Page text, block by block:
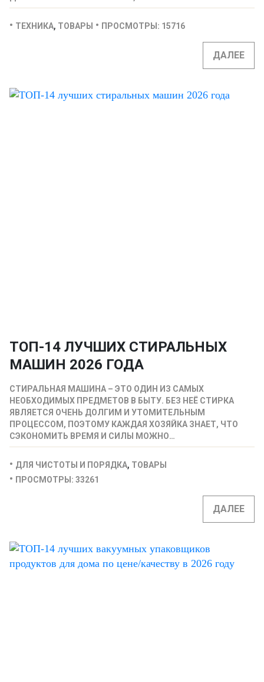
ТЕХНИКА, ТОВАРЫ ПРОСМОТРЫ: 15716
ДАЛЕЕ
ТОП-14 ЛУЧШИХ СТИРАЛЬНЫХ
МАШИН 2026 ГОДА
СТИРАЛЬНАЯ МАШИНА – ЭТО ОДИН ИЗ САМЫХ
НЕОБХОДИМЫХ ПРЕДМЕТОВ В БЫТУ. БЕЗ НЕЁ СТИРКА
ЯВЛЯЕТСЯ ОЧЕНЬ ДОЛГИМ И УТОМИТЕЛЬНЫМ
ПРОЦЕССОМ, ПОЭТОМУ КАЖДАЯ ХОЗЯЙКА ЗНАЕТ, ЧТО
СЭКОНОМИТЬ ВРЕМЯ И СИЛЫ МОЖНО…
ДЛЯ ЧИСТОТЫ И ПОРЯДКА, ТОВАРЫ
ПРОСМОТРЫ: 33261
ДАЛЕЕ